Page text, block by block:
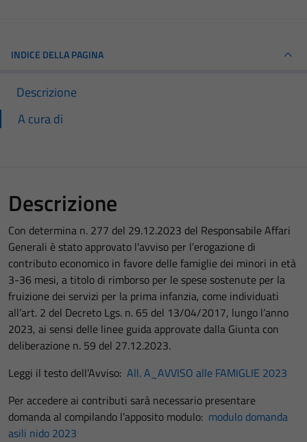
INDICE DELLA PAGINA
Descrizione
A cura di
Descrizione
Con determina n. 277 del 29.12.2023 del Responsabile Affari
Generali è stato approvato l'avviso per l’erogazione di
contributo economico in favore delle famiglie dei minori in età
3-36 mesi, a titolo di rimborso per le spese sostenute per la
fruizione dei servizi per la prima infanzia, come individuati
all’art. 2 del Decreto Lgs. n. 65 del 13/04/2017, lungo l’anno
2023, ai sensi delle linee guida approvate dalla Giunta con
deliberazione n. 59 del 27.12.2023.
Leggi il testo dell’Avviso: All. A_AVVISO alle FAMIGLIE 2023
Per accedere ai contributi sarà necessario presentare
domanda al compilando l’apposito modulo: modulo domanda
asili nido 2023